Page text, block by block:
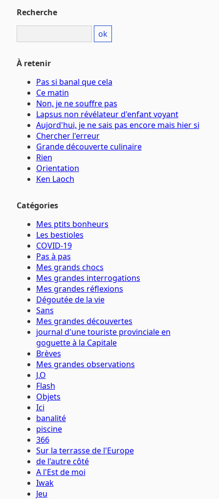
Recherche
À retenir
Pas si banal que cela
Ce matin
Non, je ne souffre pas
Lapsus non révélateur d'enfant voyant
Aujord'hui, je ne sais pas encore mais hier si
Chercher l'erreur
Grande découverte culinaire
Rien
Orientation
Ken Laoch
Catégories
Mes ptits bonheurs
Les bestioles
COVID-19
Pas à pas
Mes grands chocs
Mes grandes interrogations
Mes grandes réflexions
Dégoutée de la vie
Sans
Mes grandes découvertes
journal d'une touriste provinciale en
goguette à la Capitale
Brèves
Mes grandes observations
J.O
Flash
Objets
Ici
banalité
piscine
366
Sur la terrasse de l'Europe
de l'autre côté
A l'Est de moi
Iwak
Jeu